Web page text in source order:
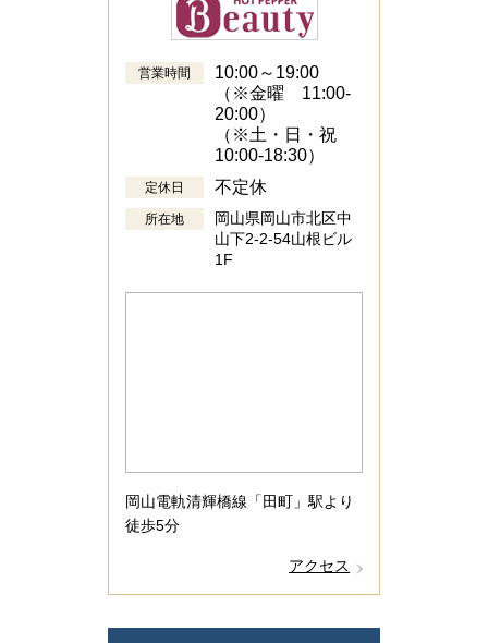
営業時間
10:00～19:00
（※金曜 11:00-
20:00）
（※土・日・祝
10:00-18:30）
定休日 不定休
所在地
岡山県岡山市北区中
山下2-2-54山根ビル
1F
岡山電軌清輝橋線「田町」駅より
徒歩5分
アクセス